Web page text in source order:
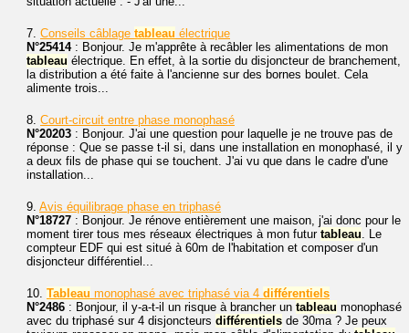
7. Conseils câblage tableau électrique
N°25414: Bonjour. Je m'apprête à recâbler les alimentations de mon
tableau électrique. En effet, à la sortie du disjoncteur de branchement,
la distribution a été faite à l'ancienne sur des bornes boulet. Cela
alimente trois...
8. Court-circuit entre phase monophasé
N°20203 : Bonjour. J'ai une question pour laquelle je ne trouve pas de
réponse : Que se passe t-il si, dans une installation en monophasé, il y
a deux fils de phase qui se touchent. J'ai vu que dans le cadre d'une
installation...
9. Avis équilibrage phase en triphasé
N°18727 : Bonjour. Je rénove entièrement une maison, j'ai donc pour le
moment tirer tous mes réseaux électriques à mon futur tableau . Le
compteur EDF qui est situé à 60m de l'habitation et composer d'un
disjoncteur différentiel...
10. Tableau monophasé avec triphasé via 4 différentiels
N°2486 : Bonjour, il y-a-t-il un risque à brancher un tableau monophasé
avec du triphasé sur 4 disjoncteurs différentiels de 30ma ? Je peux